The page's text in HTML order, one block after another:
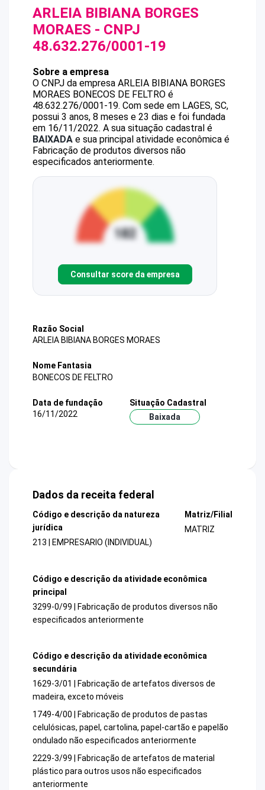
ARLEIA BIBIANA BORGES
MORAES - CNPJ
48.632.276/0001-19
Sobre a empresa
O CNPJ da empresa ARLEIA BIBIANA BORGES
MORAES BONECOS DE FELTRO é
48.632.276/0001-19. Com sede em LAGES, SC,
possui 3 anos, 8 meses e 23 dias e foi fundada
em 16/11/2022. A sua situação cadastral é
BAIXADA e sua principal atividade econômica é
Fabricação de produtos diversos não
especificados anteriormente.
Consultar score da empresa
Razão Social
ARLEIA BIBIANA BORGES MORAES
Nome Fantasia
BONECOS DE FELTRO
Data de fundação
16/11/2022
Situação Cadastral
Baixada
Dados da receita federal
Código e descrição da natureza
jurídica
213 | EMPRESARIO (INDIVIDUAL)
Matriz/Filial
MATRIZ
Código e descrição da atividade econômica
principal
3299-0/99 | Fabricação de produtos diversos não
especificados anteriormente
Código e descrição da atividade econômica
secundária
1629-3/01 | Fabricação de artefatos diversos de
madeira, exceto móveis
1749-4/00 | Fabricação de produtos de pastas
celulósicas, papel, cartolina, papel-cartão e papelão
ondulado não especificados anteriormente
2229-3/99 | Fabricação de artefatos de material
plástico para outros usos não especificados
anteriormente